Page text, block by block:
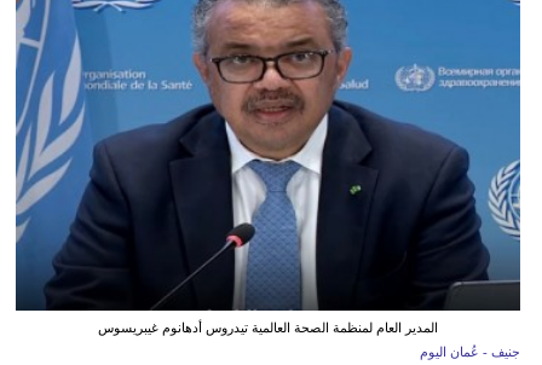
المدير العام لمنظمة الصحة العالمية تيدروس أدهانوم غيبريسوس
جنيف - عُمان اليوم